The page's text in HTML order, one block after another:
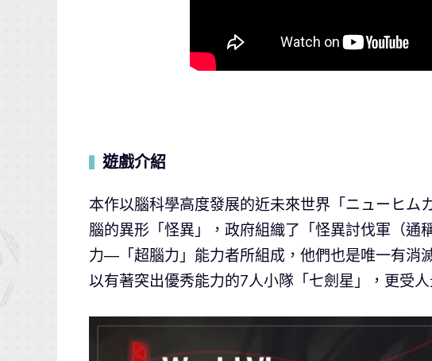
遊戲介紹
本作以腦科學高度發展的近未來世界「ニューヒム
腦的異形「怪異」，政府組織了「怪異討伐軍（通
力―「超腦力」能力者所組成，他們也是唯一有消
以有著突出優秀能力的7人小隊「七劍星」，更受人